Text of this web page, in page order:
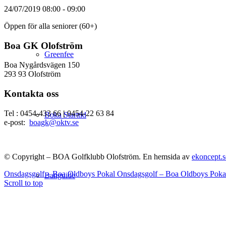
Greenfee
Boka Starttid
Banguide
24/07/2019 08:00 - 09:00
Öppen för alla seniorer (60+)
Boa GK Olofström
Boa Nygårdsvägen 150
293 93 Olofström
Kontakta oss
Tel : 0454-433 66 |0454-22 63 84
e-post: boagk@oktv.se
© Copyright – BOA Golfklubb Olofström. En hemsida av
Onsdagsgolf – Boa Oldboys Pokal Onsdagsgolf – Boa Oldboys
Scroll to top